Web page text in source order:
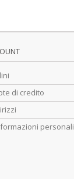
di credito
personali